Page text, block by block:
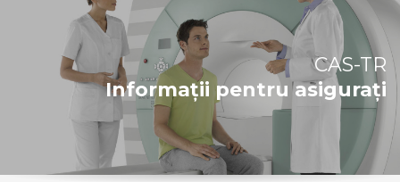
CAS-TR
Informații pentru asigurați